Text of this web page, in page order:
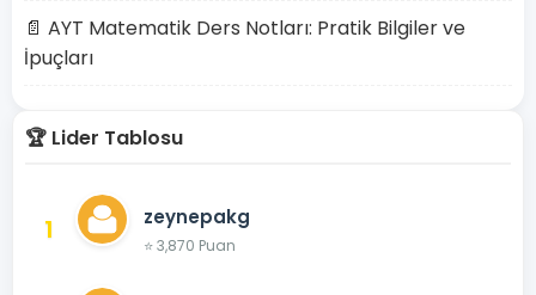
📄 AYT Matematik Ders Notları: Pratik Bilgiler ve
İpuçları
🏆 Lider Tablosu
1 zeynepakg
⭐ 3,870 Puan